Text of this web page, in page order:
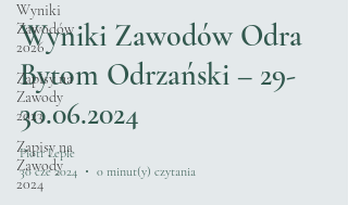
Wyniki
Zawodów
2026
Zapisy na
Zawody
2023
Zapisy na
Zawody
2024
Wyniki Zawodów Odra
Bytom Odrzański – 29-
30.06.2024
Piotr Leple
30 cze 2024
0 minut(y) czytania